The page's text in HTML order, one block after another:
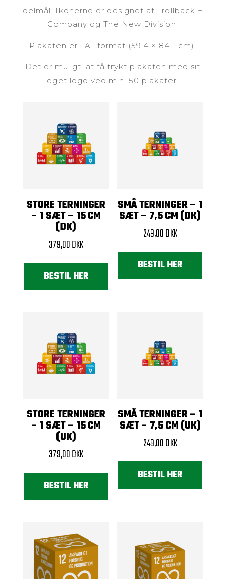
delmål. Ikonerne er designet af Trollbäck +
Company og The New Division.
Plakaten er i A1-format (59,4 × 84,1 cm).
Det er muligt, at få trykt plakaten med sit
eget logo ved min. 50 plakater.
STORE TERNINGER
– 1 SÆT – 15 CM
(DK)
379,00DKK
BESTIL HER
SMÅ TERNINGER – 1
SÆT – 7,5 CM (DK)
249,00DKK
BESTIL HER
STORE TERNINGER
– 1 SÆT – 15 CM
(UK)
379,00DKK
BESTIL HER
SMÅ TERNINGER – 1
SÆT – 7,5 CM (UK)
249,00DKK
BESTIL HER